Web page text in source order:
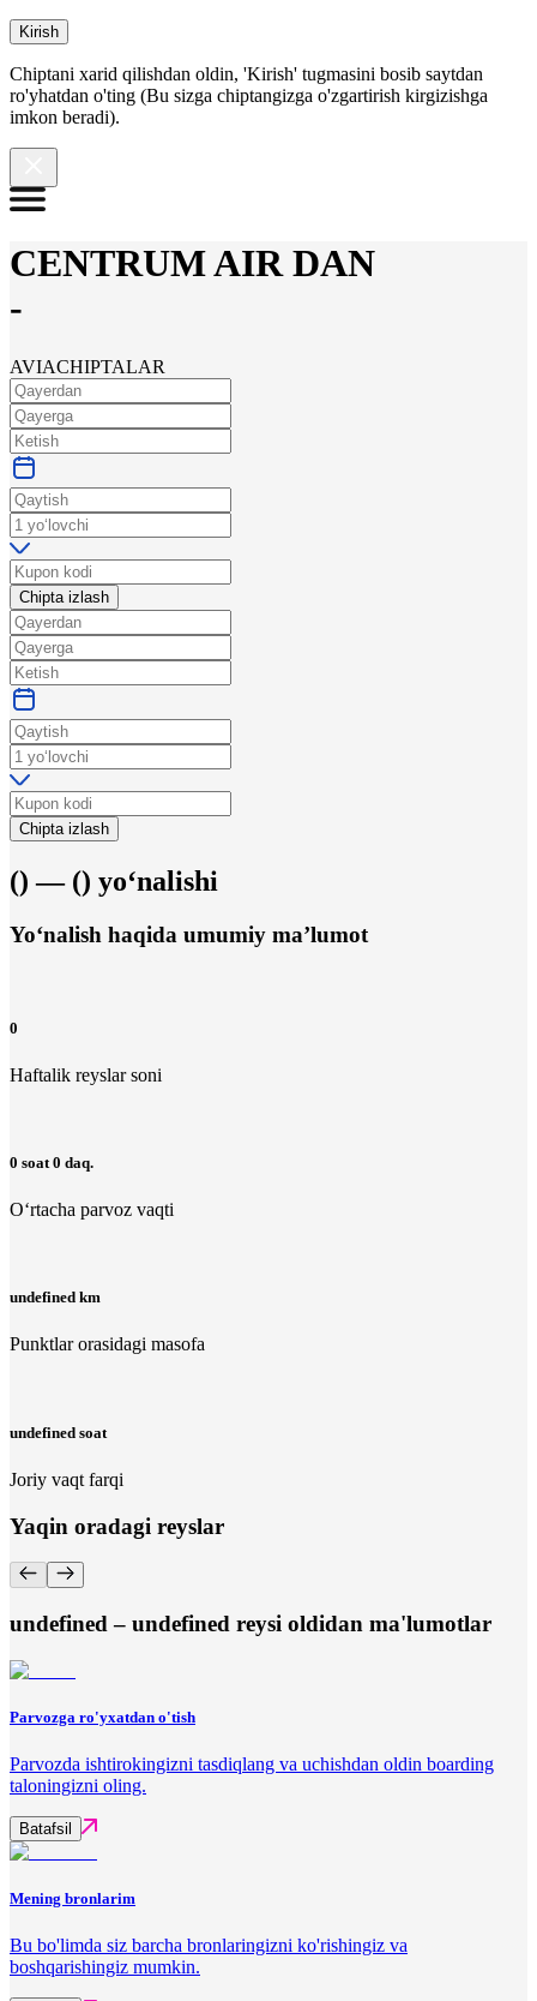
Kirish
Chiptani xarid qilishdan oldin, 'Kirish' tugmasini bosib saytdan
ro'yhatdan o'ting (Bu sizga chiptangizga o'zgartirish kirgizishga
imkon beradi).
CENTRUM AIR DAN
-
AVIACHIPTALAR
Chipta izlash
Chipta izlash
() — () yo‘nalishi
Yo‘nalish haqida umumiy ma’lumot
0
Haftalik reyslar soni
0 soat 0 daq.
O‘rtacha parvoz vaqti
undefined km
Punktlar orasidagi masofa
undefined soat
Joriy vaqt farqi
Yaqin oradagi reyslar
undefined – undefined reysi oldidan ma'lumotlar
Parvozga ro'yxatdan o'tish
Parvozda ishtirokingizni tasdiqlang va uchishdan oldin boarding
taloningizni oling.
Batafsil
Mening bronlarim
Bu bo'limda siz barcha bronlaringizni ko'rishingiz va
boshqarishingiz mumkin.